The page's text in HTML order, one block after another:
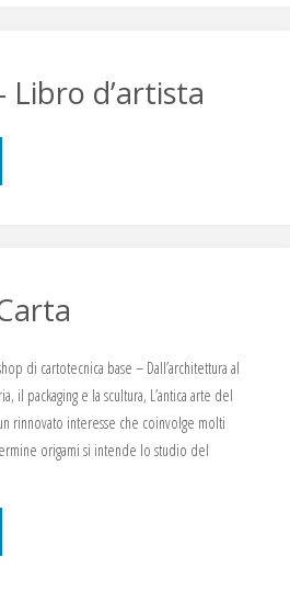
Libro d’artista
di cartotecnica base – Dall’architettura al
il packaging e la scultura, L’antica arte del
rinnovato interesse che coinvolge molti
origami si intende lo studio del